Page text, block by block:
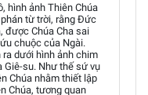
hình ảnh Thiên Chúa
từ trời, rằng Đức
được Chúa Cha sai
chuộc của Ngài.
ra dưới hình ảnh chim
Giê-su. Như thế sứ vụ
Chúa nhằm thiết lập
Chúa, tương quan